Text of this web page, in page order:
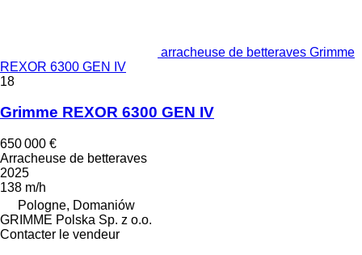
arracheuse de betteraves Grimme
REXOR 6300 GEN IV
18
Grimme REXOR 6300 GEN IV
650 000 €
Arracheuse de betteraves
2025
138 m/h
Pologne, Domaniów
GRIMME Polska Sp. z o.o.
Contacter le vendeur